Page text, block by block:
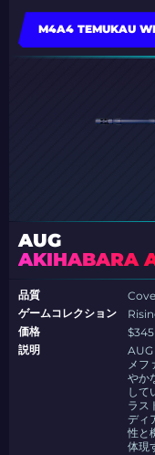
M4A4 TEMUKAU
AUG
AKIHABARA
品質
ゲームコレクション
価格
説明
メフ
やか
して
ラス
ディ
性と
体現